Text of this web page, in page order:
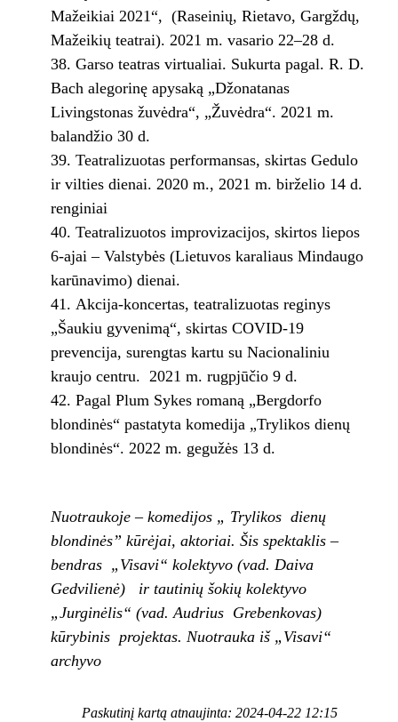
Mažeikiai 2021“, (Raseinių, Rietavo, Gargždų,
Mažeikių teatrai). 2021 m. vasario 22–28 d.
Garso teatras virtualiai. Sukurta pagal. R. D.
Bach alegorinę apysaką „Džonatanas
Livingstonas žuvėdra“, „Žuvėdra“. 2021 m.
balandžio 30 d.
Teatralizuotas performansas, skirtas Gedulo
ir vilties dienai. 2020 m., 2021 m. birželio 14 d.
renginiai
Teatralizuotos improvizacijos, skirtos liepos
6-ajai – Valstybės (Lietuvos karaliaus Mindaugo
karūnavimo) dienai.
Akcija-koncertas, teatralizuotas reginys
„Šaukiu gyvenimą“, skirtas COVID-19
prevencija, surengtas kartu su Nacionaliniu
kraujo centru. 2021 m. rugpjūčio 9 d.
Pagal Plum Sykes romaną „Bergdorfo
blondinės“ pastatyta komedija „Trylikos dienų
blondinės“. 2022 m. gegužės 13 d.
Nuotraukoje – komedijos „ Trylikos dienų
blondinės” kūrėjai, aktoriai. Šis spektaklis –
bendras „Visavi“ kolektyvo (vad. Daiva
Gedvilienė) ir tautinių šokių kolektyvo
„Jurginėlis“ (vad. Audrius Grebenkovas)
kūrybinis projektas. Nuotrauka iš „Visavi“
archyvo
Paskutinį kartą atnaujinta: 2024-04-22 12:15